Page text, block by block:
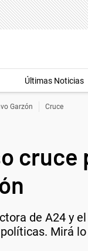
Últimas Noticias
Garzón Cruce
cruce
de A24 y
Mirá